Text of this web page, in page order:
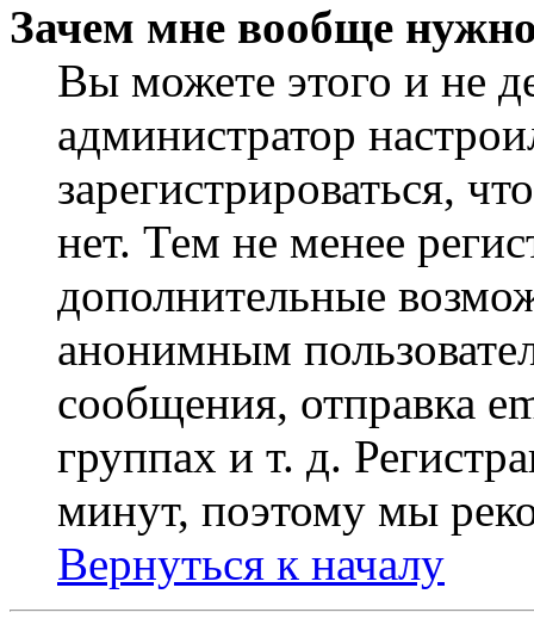
Зачем мне вообще
Вы можете этого и не
администратор
зарегистрироваться,
нет. Тем не менее
дополнительные
анонимным
сообщения, отправка
группах и т. д.
минут, поэтому мы
Вернуться к началу